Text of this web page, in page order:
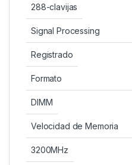
288-clavijas
Signal Processing
Registrado
Formato
DIMM
Velocidad de Memoria
3200MHz